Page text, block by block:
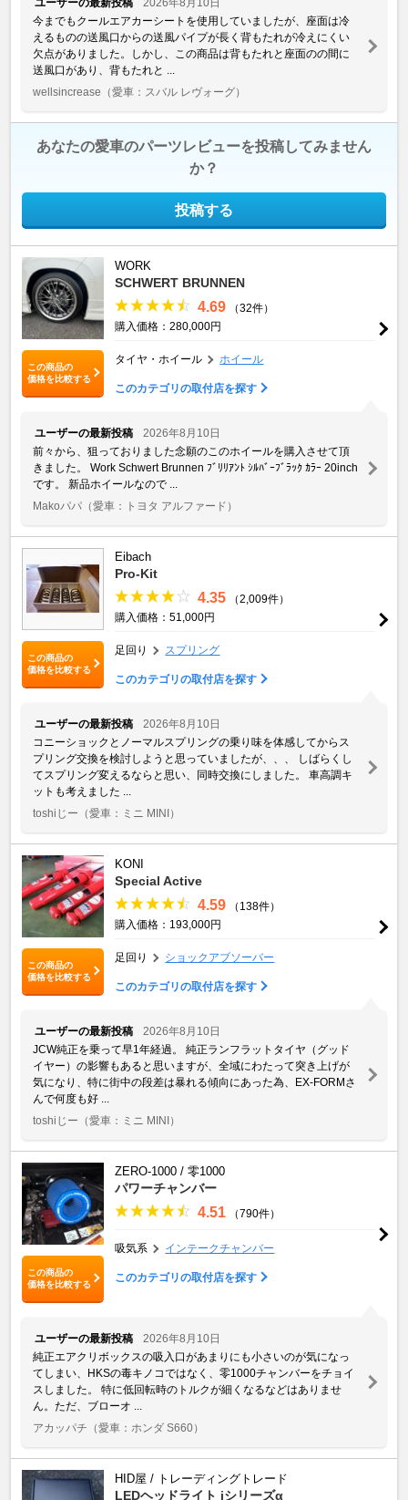
今までもクールエアカーシートを使用していましたが、座面は冷
えるものの送風口からの送風パイプが長く背もたれが冷えにくい
欠点がありました。しかし、この商品は背もたれと座面のの間に
送風口があり、背もたれと ...
wellsincrease （愛車：スバル レヴォーグ）
あなたの愛車のパーツレビューを投稿してみません
か？
投稿する
この商品の
価格を比較する
WORK
SCHWERT BRUNNEN
4.69
（32件）
購入価格：280,000円
タイヤ・ホイール ホイール
このカテゴリの取付店を探す
ユーザーの最新投稿
2026年8月10日
前々から、狙っておりました念願のこのホイールを購入させて頂
きました。 Work Schwert Brunnen ﾌﾞﾘﾘｱﾝﾄ ｼﾙﾊﾞｰﾌﾞﾗｯｸ ｶﾗｰ 20inch
です。 新品ホイールなので ...
Makoパパ （愛車：トヨタ アルファード）
この商品の
価格を比較する
Eibach
Pro-Kit
4.35
（2,009件）
購入価格：51,000円
足回り スプリング
このカテゴリの取付店を探す
ユーザーの最新投稿
2026年8月10日
コニーショックとノーマルスプリングの乗り味を体感してからス
プリング交換を検討しようと思っていましたが、、、 しばらくし
てスプリング変えるならと思い、同時交換にしました。 車高調キ
ットも考えました ...
toshiじー （愛車：ミニ MINI）
この商品の
価格を比較する
KONI
Special Active
4.59
（138件）
購入価格：193,000円
足回り ショックアブソーバー
このカテゴリの取付店を探す
ユーザーの最新投稿
2026年8月10日
JCW純正を乗って早1年経過。 純正ランフラットタイヤ（グッド
イヤー）の影響もあると思いますが、全域にわたって突き上げが
気になり、特に街中の段差は暴れる傾向にあった為、EX-FORMさ
んで何度も好 ...
toshiじー （愛車：ミニ MINI）
この商品の
価格を比較する
ZERO-1000 / 零1000
パワーチャンバー
4.51 （790件）
吸気系 インテークチャンバー
このカテゴリの取付店を探す
ユーザーの最新投稿
2026年8月10日
純正エアクリボックスの吸入口があまりにも小さいのが気になっ
てしまい、HKSの毒キノコではなく、零1000チャンバーをチョイ
スしました。 特に低回転時のトルクが細くなるなどはありませ
ん。ただ、ブローオ ...
アカッパチ （愛車：ホンダ S660）
HID屋 / トレーディングトレード
LEDヘッドライト iシリーズα